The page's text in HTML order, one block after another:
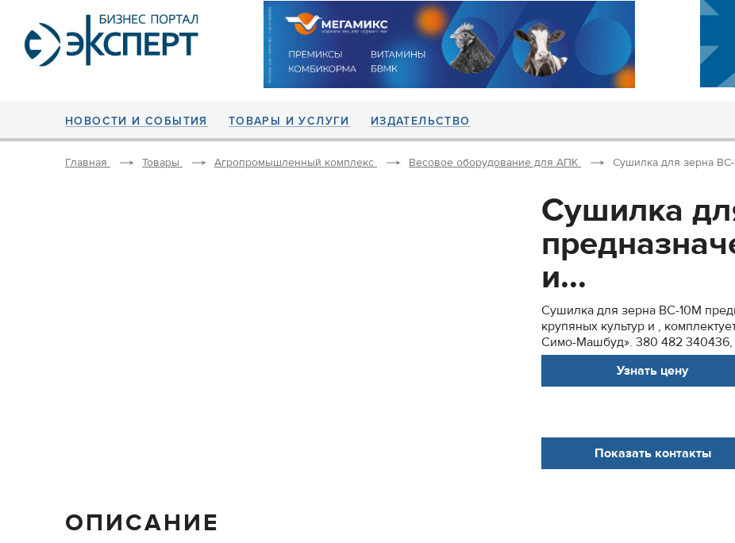
НОВОСТИ И СОБЫТИЯ ТОВАРЫ И УСЛУГИ ИЗДАТЕЛЬСТВО
Главная Товары Агропромышленный комплекс Весовое оборудование для АПК Сушилка для зерна
Сушилка
и...
Сушилка для зерна ВС-10М
крупяных культур и ,
Симо-Машбуд». 380 482 340436,
Узнать цену
Показать контакты
ОПИСАНИЕ